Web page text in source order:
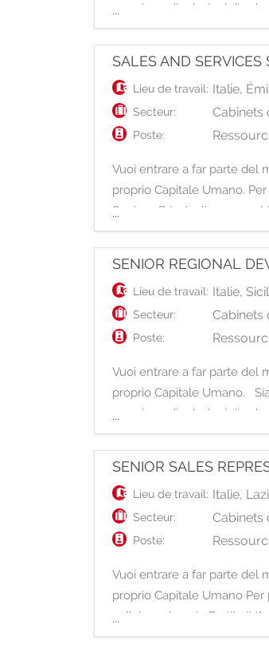
creazione di relazioni di
...
SALES AND SERVICES
Lieu de travail: Italie,
Secteur:
Poste:
Vuoi entrare a far parte del
proprio Capitale Umano.
Senior. Principali
...
SENIOR REGIONAL
Lieu de travail: Italie,
Secteur:
Poste:
Vuoi entrare a far parte del
proprio Capitale Umano.
creazione di relazioni di
...
SENIOR SALES
Lieu de travail: Italie,
Secteur:
Poste:
Vuoi entrare a far parte del
proprio Capitale Umano
collaborazione in Partita
...